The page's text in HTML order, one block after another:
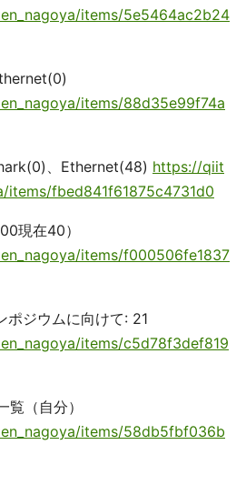
items/5e5464ac2b24
items/88d35e99f74a
、Ethernet(48) https://qiit
items/fbed841f61875c4731d0
現在40）
items/f000506fe1837
ポジウムに向けて: 21
items/c5d78f3def819
（自分）
items/58db5fbf036b